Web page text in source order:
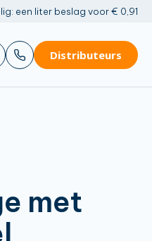
een liter beslag voor € 0,91
Distributeurs
met